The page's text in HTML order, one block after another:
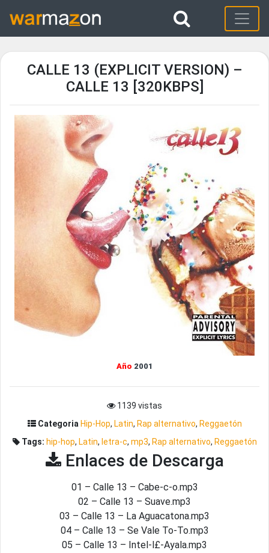
CALLE 13 (EXPLICIT VERSION) –
CALLE 13 [320KBPS]
Año 2001
1139 vistas
Categoria Hip-Hop, Latin, Rap alternativo, Reggaetón
Tags: hip-hop, Latin, letra-c, mp3, Rap alternativo, Reggaetón
Enlaces de Descarga
01 – Calle 13 – Cabe-c-o.mp3
02 – Calle 13 – Suave.mp3
03 – Calle 13 – La Aguacatona.mp3
04 – Calle 13 – Se Vale To-To.mp3
05 – Calle 13 – Intel-l£-Ayala.mp3